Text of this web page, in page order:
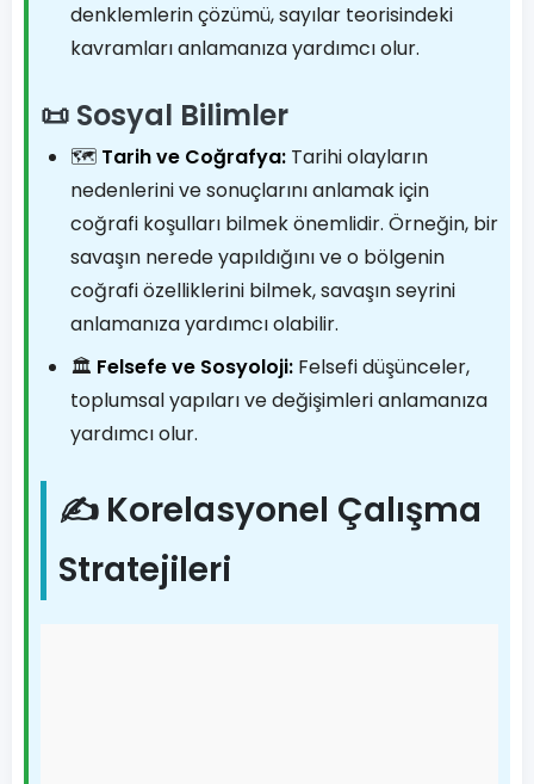
denklemlerin çözümü, sayılar teorisindeki
kavramları anlamanıza yardımcı olur.
📜 Sosyal Bilimler
🗺️ Tarih ve Coğrafya: Tarihi olayların
nedenlerini ve sonuçlarını anlamak için
coğrafi koşulları bilmek önemlidir. Örneğin, bir
savaşın nerede yapıldığını ve o bölgenin
coğrafi özelliklerini bilmek, savaşın seyrini
anlamanıza yardımcı olabilir.
🏛️ Felsefe ve Sosyoloji: Felsefi düşünceler,
toplumsal yapıları ve değişimleri anlamanıza
yardımcı olur.
✍️ Korelasyonel Çalışma
Stratejileri